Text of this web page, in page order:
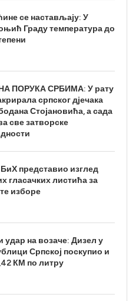
се настављају: У
Граду температура до
ПОРУКА СРБИМА: У рату
српског дјечака
Стојановића, а сада
све затворске
представио изглед
гласачких листића за
изборе
удар на возаче: Дизел у
Српској поскупио и
КМ по литру